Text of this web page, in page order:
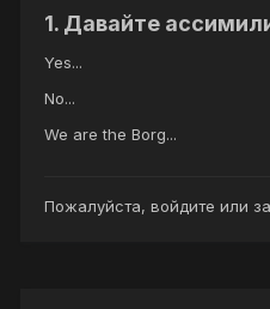
1. Давайте
Yes...
No...
We are the Borg...
Пожалуйста, войдите или